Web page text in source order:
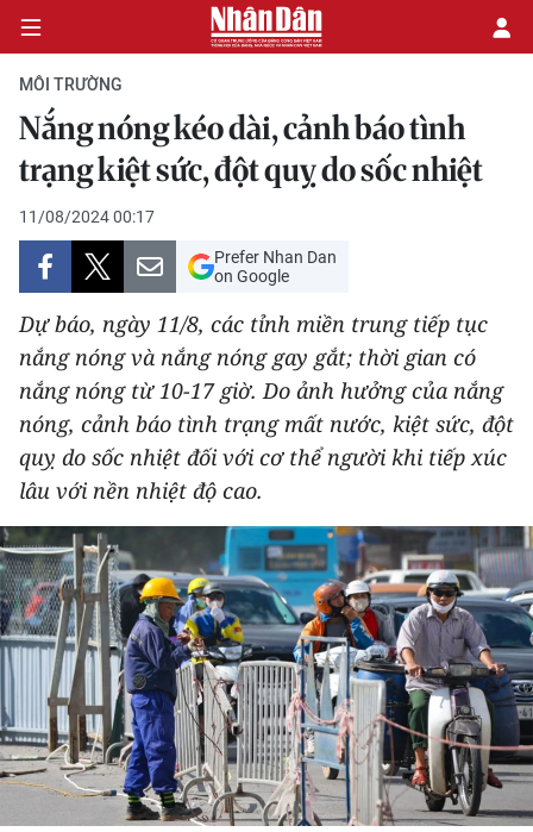
CHÍNH TRỊ
KINH TẾ
VĂN HÓA
XÃ HỘI
PHÁP LUẬT
DU LỊCH
THẾ GIỚI
THỂ THAO
GIÁO DỤC
Y TẾ
KHOA HỌC - CÔNG NGHỆ
MÔI TRƯỜNG
MÔI TRƯỜNG
Nắng nóng kéo dài, cảnh báo tình
trạng kiệt sức, đột quỵ do sốc nhiệt
11/08/2024 00:17
Prefer Nhan Dan
on Google
Dự báo, ngày 11/8, các tỉnh miền trung tiếp tục
nắng nóng và nắng nóng gay gắt; thời gian có
nắng nóng từ 10-17 giờ. Do ảnh hưởng của nắng
nóng, cảnh báo tình trạng mất nước, kiệt sức, đột
quỵ do sốc nhiệt đối với cơ thể người khi tiếp xúc
lâu với nền nhiệt độ cao.